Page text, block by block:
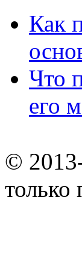
Как
Что
его
©
только